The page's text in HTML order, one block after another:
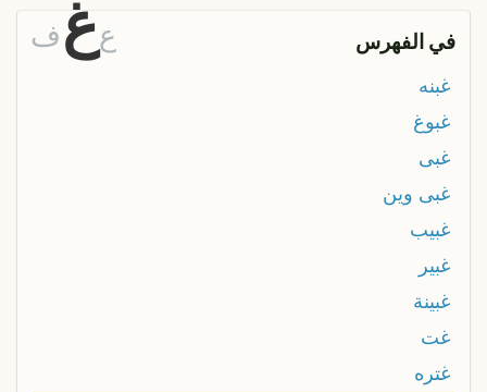
في الفهرس عغف
غبنه
غبوغ
غبى
غبى وين
غبيب
غبير
غبينة
غت
غتره